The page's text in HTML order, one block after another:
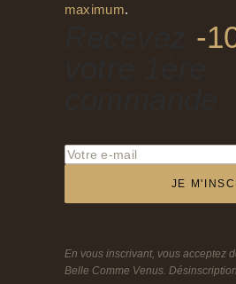
maximum.
-
JE
En vous inscrivant, vous acceptez
Belle Comme Venus.